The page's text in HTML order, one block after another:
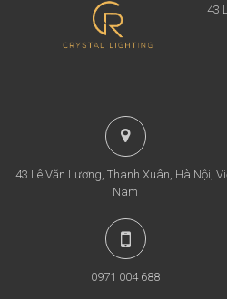
43
43 Lê Văn Lương, Thanh Xuân, Hà Nội,
Nam
0971 004 688